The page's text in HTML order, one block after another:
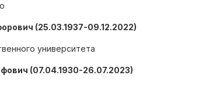
(25.03.1937-09.12.2022)
университета
(07.04.1930-26.07.2023)